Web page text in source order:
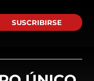
SUSCRIBIRSE